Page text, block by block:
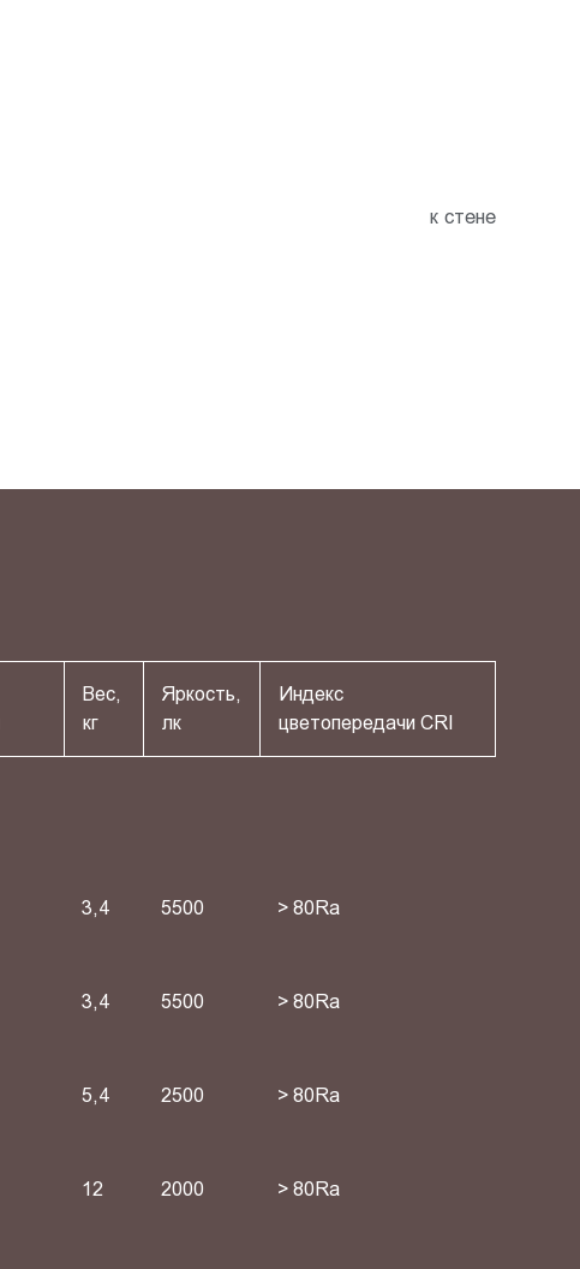
к стене
Вес,
кг
Яркость,
лк
Индекс
цветопередачи СRI
3,4 5500 > 80Ra
3,4 5500 > 80Ra
5,4 2500 > 80Ra
12 2000 > 80Ra